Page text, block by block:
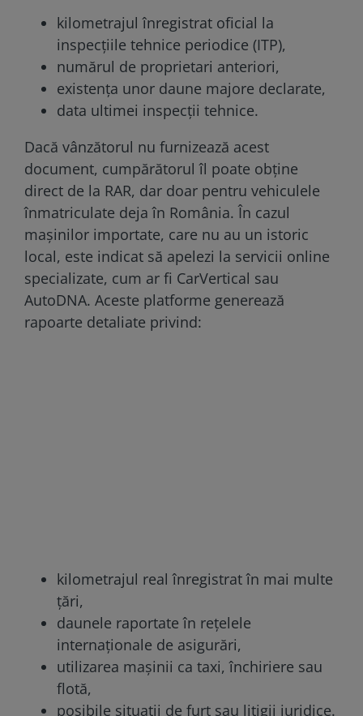
kilometrajul înregistrat oficial la
inspecțiile tehnice periodice (ITP),
numărul de proprietari anteriori,
existența unor daune majore declarate,
data ultimei inspecții tehnice.
Dacă vânzătorul nu furnizează acest
document, cumpărătorul îl poate obține
direct de la RAR, dar doar pentru vehiculele
înmatriculate deja în România. În cazul
mașinilor importate, care nu au un istoric
local, este indicat să apelezi la servicii online
specializate, cum ar fi CarVertical sau
AutoDNA. Aceste platforme generează
rapoarte detaliate privind:
kilometrajul real înregistrat în mai multe
țări,
daunele raportate în rețelele
internaționale de asigurări,
utilizarea mașinii ca taxi, închiriere sau
flotă,
posibile situații de furt sau litigii juridice.